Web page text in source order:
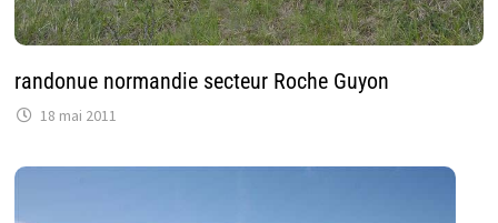
randonue normandie secteur Roche Guyon
18 mai 2011